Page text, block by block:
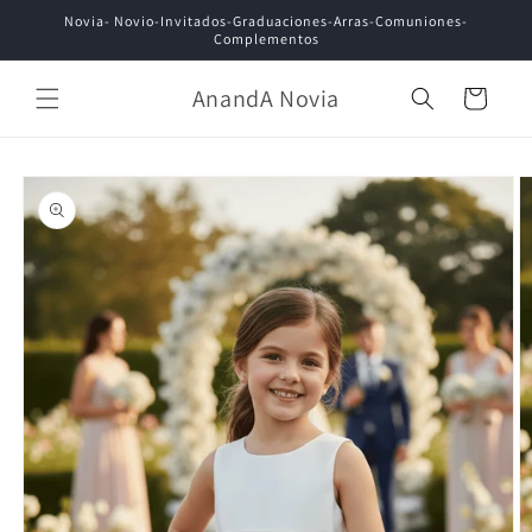
directamente
Novia- Novio-Invitados-Graduaciones-Arras-Comuniones-
Complementos
AnandA Novia Carrito
directamente
a la
información
del producto